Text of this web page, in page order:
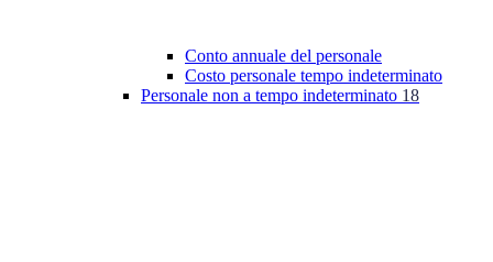
Conto annuale del personale
Costo personale tempo indeterminato
Personale non a tempo indeterminato 18